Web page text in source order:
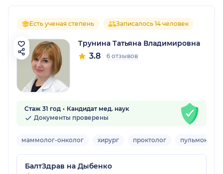
Есть ученая степень Записалось 14 человек
Трунина Татьяна Владимировна
3.8 6 отзывов
Стаж 31 год
Кандидат мед. наук
Документы проверены
маммолог-онколог хирург проктолог пульмонолог
БалтЗдрав на Дыбенко